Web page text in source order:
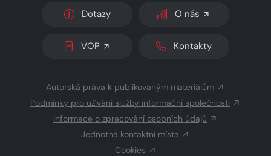
Dotazy O nás
VOP Kontakty
Autorská práva k publikovaným materiálům
Podmínky pro užívání služby informační společnosti
Informace o zpracování osobních údajů
Jednotná kontaktní místa
Cookies